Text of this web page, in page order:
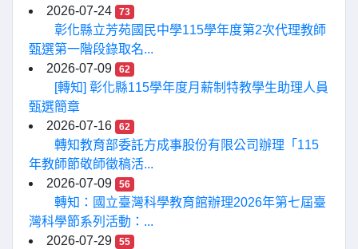
2026-07-24
73
彰化縣立芳苑國民中學115學年度第2次代理教師
甄選第一階段錄取名...
2026-07-09
62
[轉知] 彰化縣115學年度月薪制特教學生助理人員
甄選簡章
2026-07-16
62
轉知教育部委託方成事股份有限公司辦理「115
年教師節敬師徵稿活...
2026-07-09
56
轉知：國立臺灣科學教育館辦理2026年第七屆臺
灣科學節系列活動：...
2026-07-29
55